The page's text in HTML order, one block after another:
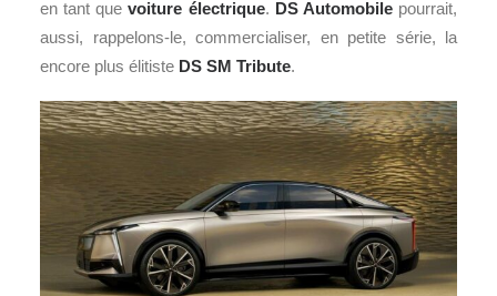
en tant quevoiture électrique. DS Automobilepourrait,
aussi, rappelons-le, commercialiser, en petite série, la
encore plus élitiste DS SM Tribute.